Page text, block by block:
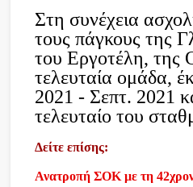
Στη συνέχεια
τους πάγκους της
του Εργοτέλη, της
τελευταία ομάδα,
2021 - Σεπτ. 2021
τελευταίο του
Δείτε επίσης:
Ανατροπή ΣΟΚ με τη